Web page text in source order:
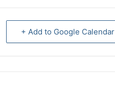
+ Add to Google Calendar